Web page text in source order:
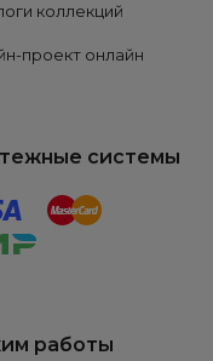
коллекций
проект онлайн
системы
работы